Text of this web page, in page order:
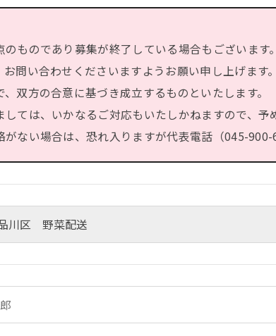
ものであり募集が終了している場合もございま
問い合わせくださいますようお願い申し上げます。
双方の合意に基づき成立するものといたします。
ては、いかなるご対応もいたしかねますので、予
がない場合は、恐れ入りますが代表電話（045-